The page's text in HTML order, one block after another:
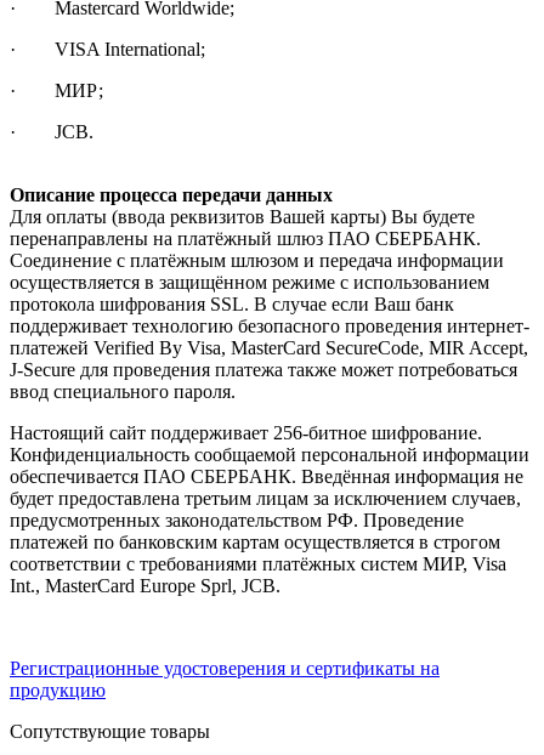
· Mastercard Worldwide;
· VISA International;
· МИР;
· JCB.
Описание процесса передачи данных
Для оплаты (ввода реквизитов Вашей карты) Вы будете
перенаправлены на платёжный шлюз ПАО СБЕРБАНК.
Соединение с платёжным шлюзом и передача информации
осуществляется в защищённом режиме с использованием
протокола шифрования SSL. В случае если Ваш банк
поддерживает технологию безопасного проведения интернет-
платежей Verified By Visa, MasterCard SecureCode, MIR Accept,
J-Secure для проведения платежа также может потребоваться
ввод специального пароля.
Настоящий сайт поддерживает 256-битное шифрование.
Конфиденциальность сообщаемой персональной информации
обеспечивается ПАО СБЕРБАНК. Введённая информация не
будет предоставлена третьим лицам за исключением случаев,
предусмотренных законодательством РФ. Проведение
платежей по банковским картам осуществляется в строгом
соответствии с требованиями платёжных систем МИР, Visa
Int., MasterCard Europe Sprl, JCB.
Регистрационные удостоверения и сертификаты на
продукцию
Сопутствующие товары